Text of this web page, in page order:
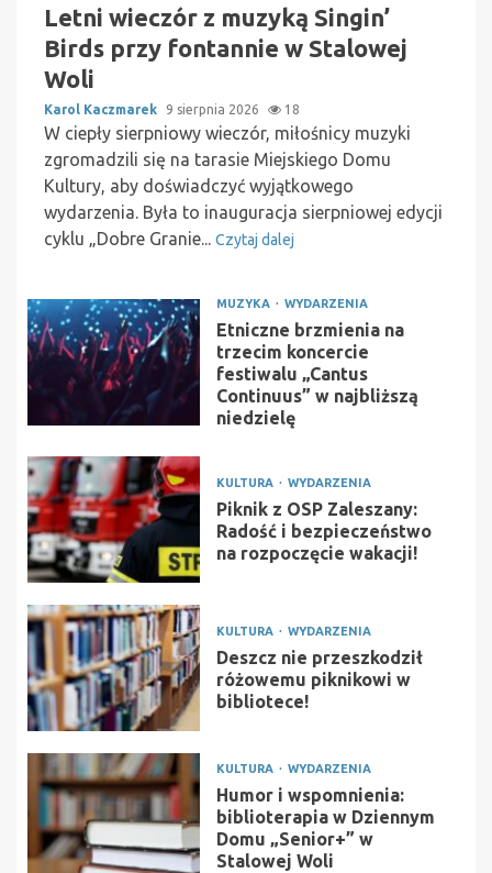
Letni wieczór z muzyką Singin’
Birds przy fontannie w Stalowej
Woli
Karol Kaczmarek 9 sierpnia 2026 18
W ciepły sierpniowy wieczór, miłośnicy muzyki
zgromadzili się na tarasie Miejskiego Domu
Kultury, aby doświadczyć wyjątkowego
wydarzenia. Była to inauguracja sierpniowej edycji
cyklu „Dobre Granie... Czytaj dalej
MUZYKA WYDARZENIA
Etniczne brzmienia na
trzecim koncercie
festiwalu „Cantus
Continuus” w najbliższą
niedzielę
KULTURA WYDARZENIA
Piknik z OSP Zaleszany:
Radość i bezpieczeństwo
na rozpoczęcie wakacji!
KULTURA WYDARZENIA
Deszcz nie przeszkodził
różowemu piknikowi w
bibliotece!
KULTURA WYDARZENIA
Humor i wspomnienia:
biblioterapia w Dziennym
Domu „Senior+” w
Stalowej Woli